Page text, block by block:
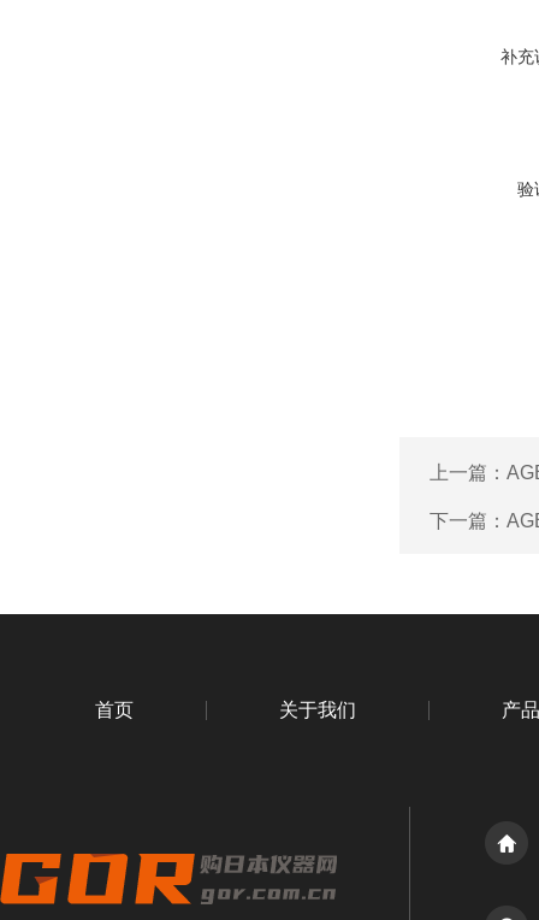
补充
验
上一篇：
下一篇：
首页 关于我们 产